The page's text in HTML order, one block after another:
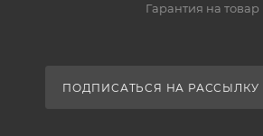
Гарантия на товар
ПОДПИСАТЬСЯ НА РАССЫЛКУ